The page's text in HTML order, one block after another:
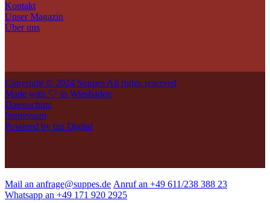
Kontakt
Unser Magazin
Über uns
Copyright © 2024 Suppes All rights reserved
Made with 🤍 in Wiesbaden
Datenschutz
Impressum
Powered by tzn Digital
Mail an anfrage@suppes.de Anruf an +49 611/238 388 23
Whatsapp an +49 171 920 2925